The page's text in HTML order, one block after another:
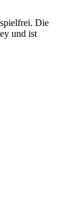
Die
und ist